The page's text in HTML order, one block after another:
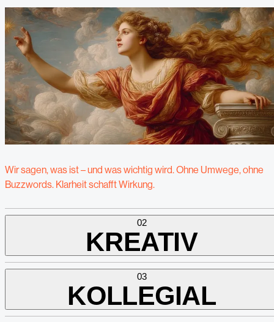
Wir sagen, was ist – und was wichtig wird. Ohne Umwege, ohne
Buzzwords. Klarheit schafft Wirkung.
02
KREATIV
03
KOLLEGIAL